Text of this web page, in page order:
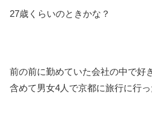
27歳くらいのときかな？
前の前に勤めていた会社の中で好
含めて男女4人で京都に旅行に行っ